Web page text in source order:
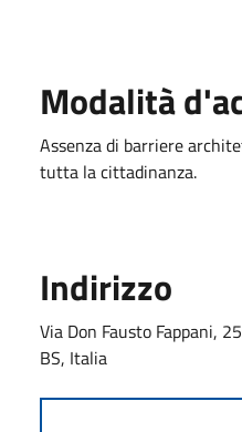
Modalità
Assenza di barriere
tutta la cittadinanza.
Indirizzo
Via Don Fausto Fappani,
BS, Italia